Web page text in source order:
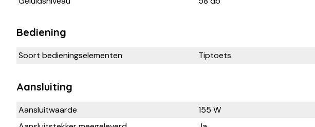
Bediening
Soort bedieningselementen Tiptoets
Aansluiting
Aansluitwaarde
155 W